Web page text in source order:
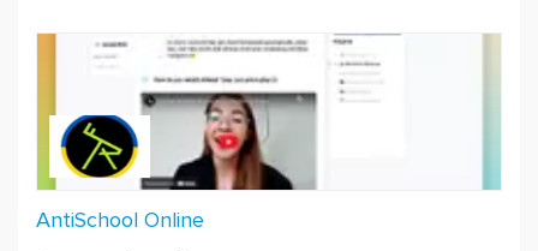
AntiSchool Online